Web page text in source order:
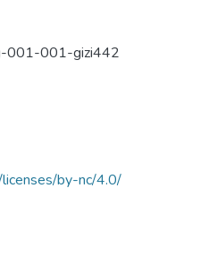
001-001-gizi442
by-nc/4.0/